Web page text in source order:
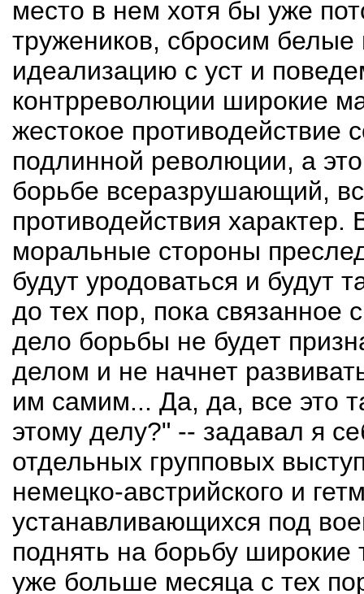
место в нем хотя бы уже
тружеников, сбросим
идеализацию с уст и
контрреволюции широкие
жестокое противодействие
подлинной революции, а
борьбе всеразрушающий,
противодействия характер.
моральные стороны
будут уродоваться и будут
до тех пор, пока
дело борьбы не будет
делом и не начнет
им самим... Да, да, все это
этому делу?" -- задавал я
отдельных групповых
немецко-австрийского и
устанавливающихся под
поднять на борьбу
уже больше месяца с тех